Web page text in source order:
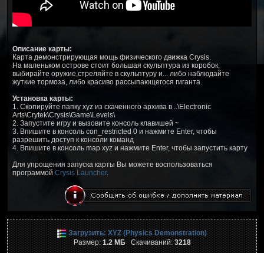
Описание карты:
Карта демонстрирующая мощь физического движка Crysis.
На маленьком острове стоит большая скульптура из коробок,
выбирайте оружие,стреляйте в скульптуру и... либо наблюдайте
жуткие тормоза, либо красиво рассыпающегося гиганта.
Установка карты:
1. Скопируйте папку xyz из скаченного архива в ..\Electronic
Arts\Crytek\Crysis\Game\Levels\
2. Запустите игру и вызовите консоль клавишей ~
3. Впишите в консоль con_restricted 0 и нажмите Enter, чтобы
разрешить доступ к консоли команд
4. Впишите в консоль map xyz и нажмите Enter, чтобы запустить карту
Для упрощения запуска карты Вы можете воспользоваться
программой Crysis Launcher.
Загрузить: XYZ (Physics Demonstration)
Размер:1.2 МБСкачиваний:3218